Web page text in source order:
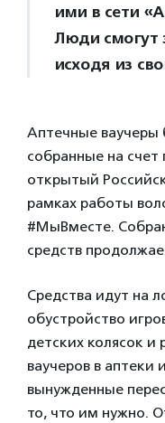
ими в сети
Люди смогут
исходя из
Аптечные ваучеры
собранные на
открытый
рамках работы
#МыВместе.
средств
Средства идут на
обустройство
детских колясок и
ваучеров в аптеки
вынужденные
то, что им нужно.